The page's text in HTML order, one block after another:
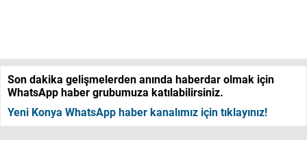
Son dakika gelişmelerden anında haberdar olmak için
WhatsApp haber grubumuza katılabilirsiniz.
Yeni Konya WhatsApp haber kanalımız için tıklayınız!